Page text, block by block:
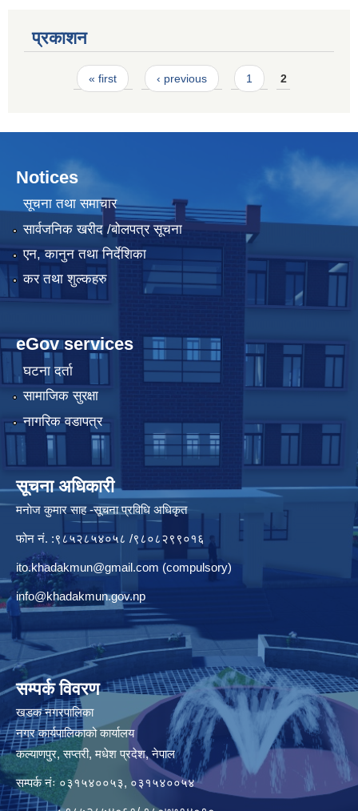
प्रकाशन
Pages« first ‹ previous 1 2
Notices
सूचना तथा समाचार
सार्वजनिक खरीद /बोलपत्र सूचना
एन, कानुन तथा निर्देशिका
कर तथा शुल्कहरु
eGov services
घटना दर्ता
सामाजिक सुरक्षा
नागरिक वडापत्र
सूचना अधिकारी
मनाेज कुमार साह -सूचना प्रविधि अधिकृत
फोन नं. :९८५२८५४०५८ /९८०८२९९०१६
ito.khadakmun@gmail.com (compulsory)
info@khadakmun.gov.np
सम्पर्क विवरण
खडक नगरपालिका
नगर कार्यपालिकाको कार्यालय
कल्याणपुर, सप्तरी, मधेश प्रदेश, नेपाल
सम्पर्क नंः ०३१५४००५३, ०३१५४००५४